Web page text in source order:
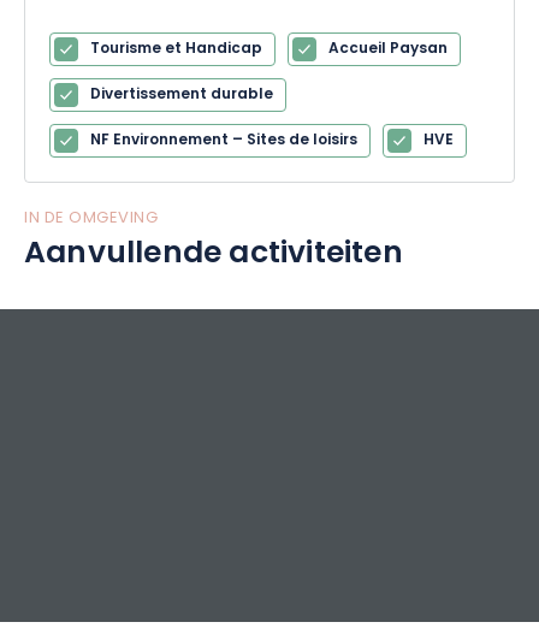
Tourisme et Handicap
Accueil Paysan
Divertissement durable
NF Environnement – Sites de loisirs
HVE
IN DE OMGEVING
Aanvullende activiteiten